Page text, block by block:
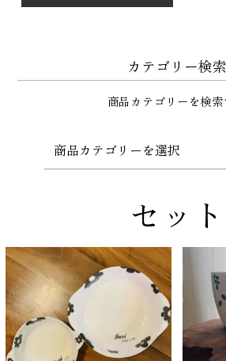
カテゴリー検索
商品カテゴリーを検索
セット